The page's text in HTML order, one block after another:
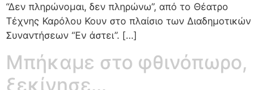
“Δεν πληρώνομαι, δεν πληρώνω”, από το Θέατρο
Τέχνης Καρόλου Κουν στο πλαίσιο των Διαδημοτικών
Συναντήσεων “Εν άστει”. […]
Μπήκαμε στο φθινόπωρο,
ξεκίνησε…